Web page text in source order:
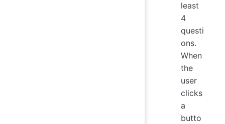
least
4
questi
ons.
When
the
user
clicks
a
butto